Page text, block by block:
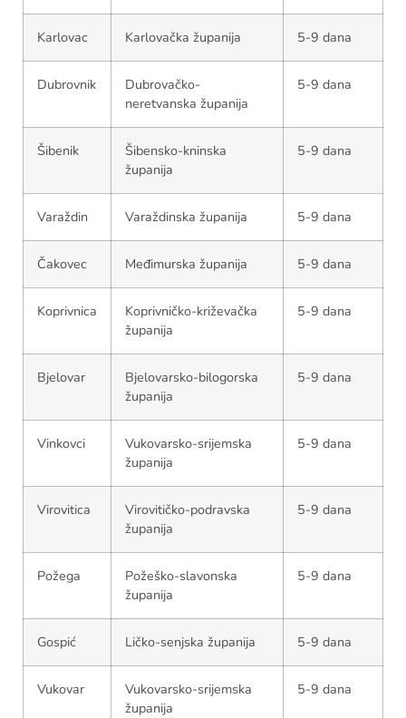
Karlovac Karlovačka županija 5-9 dana
Dubrovnik
Dubrovačko-
neretvanska županija
5-9 dana
Šibenik
Šibensko-kninska
županija
5-9 dana
Varaždin Varaždinska županija 5-9 dana
Čakovec Međimurska županija 5-9 dana
Koprivnica
Koprivničko-križevačka
županija
5-9 dana
Bjelovar
Bjelovarsko-bilogorska
županija
5-9 dana
Vinkovci
Vukovarsko-srijemska
županija
5-9 dana
Virovitica
Virovitičko-podravska
županija
5-9 dana
Požega
Požeško-slavonska
županija
5-9 dana
Gospić Ličko-senjska županija 5-9 dana
Vukovar
Vukovarsko-srijemska
županija
5-9 dana